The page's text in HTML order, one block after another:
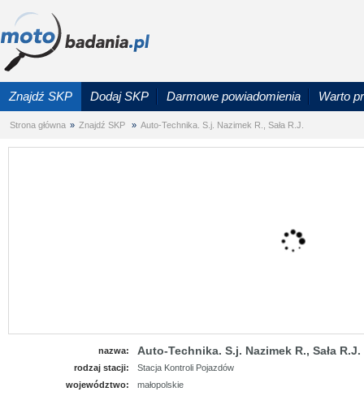
Znajdź SKP Dodaj SKP Darmowe powiadomienia Warto
Strona główna » Znajdź SKP » Auto-Technika. S.j. Nazimek R., Sała R.J.
nazwa: Auto-Technika. S.j. Nazimek R., Sała R.J.
rodzaj stacji:
Stacja Kontroli Pojazdów
województwo:
małopolskie